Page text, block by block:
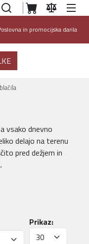
in promocijska darila
vsako dnevno
delajo na terenu
pred dežjem in
Prikaz: